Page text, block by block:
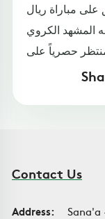
مباراة ريال
المشهد الكروي
Contact Us
Address:
Sana'a